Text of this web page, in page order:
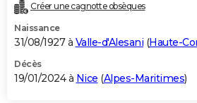
Destinations
City break
Voyage nature
Voyage de noces
Forum
Climat
+PHOTO
GUIDES D'ACHAT
BONS PLANS
Créer une cagnotte obsèques
Naissance
31/08/1927 à Valle-d'Alesani (Haute-
Décès
19/01/2024 à Nice (Alpes-Maritimes)